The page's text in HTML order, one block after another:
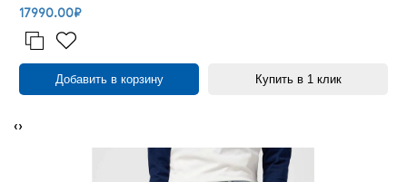
17990.00₽
Добавить в корзину Купить в 1 клик
‹›